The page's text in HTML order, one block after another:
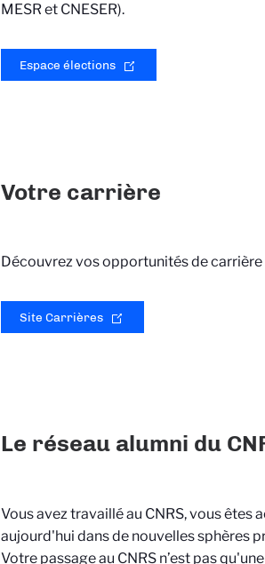
MESR et CNESER).
Espace élections
Votre carrière
Découvrez vos opportunités de carrière
Site Carrières
Le réseau alumni du
Vous avez travaillé au CNRS, vous
aujourd'hui dans de nouvelles sphères
Votre passage au CNRS n’est pas